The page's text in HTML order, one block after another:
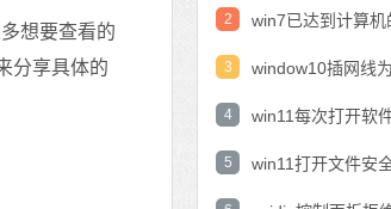
想要查看的
分享具体的
2
3
4
5